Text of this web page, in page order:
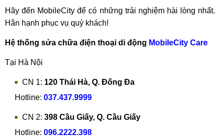
Hãy đến MobileCity để có những trải nghiệm hài lòng nhất.
Hân hạnh phục vụ quý khách!
Hệ thống sửa chữa điện thoại di động MobileCity Care
Tại Hà Nội
CN 1: 120 Thái Hà, Q. Đống Đa
Hotline: 037.437.9999
CN 2: 398 Cầu Giấy, Q. Cầu Giấy
Hotline: 096.2222.398